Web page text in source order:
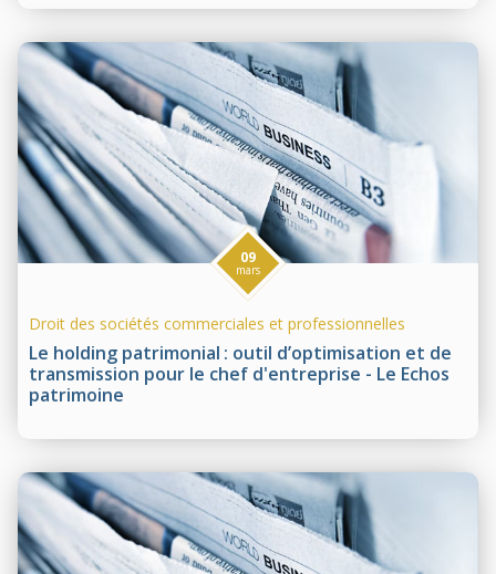
Le holding patrimonial : outil d’optimisation et de
transmission pour le chef d'entreprise - Le Echos
patrimoine
09
mars
Droit des sociétés commerciales et professionnelles